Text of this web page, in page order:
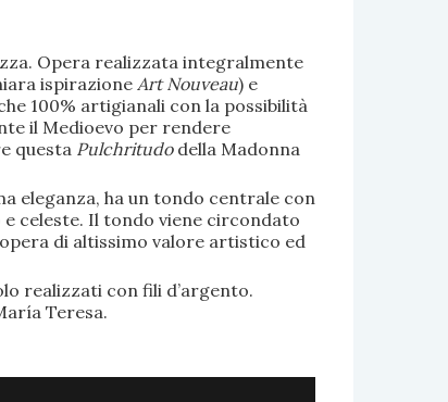
Opera realizzata integralmente
ispirazioneArt Nouveau) e
100% artigianali con la possibilità
il Medioevo per rendere
questa Pulchritudo della Madonna
eleganza, ha un tondo centrale con
celeste. Il tondo viene circondato
di altissimo valore artistico ed
realizzati con fili d’argento.
Teresa.